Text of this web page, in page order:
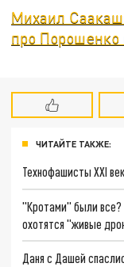
Михаил
про Порошенко
ЧИТАЙТЕ ТАКЖЕ:
Технофашисты XXI
"Кротами" были все?
охотятся "живые
Даня с Дашей